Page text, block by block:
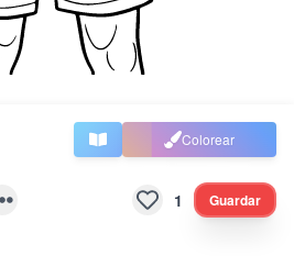
Colorear
1 Guardar